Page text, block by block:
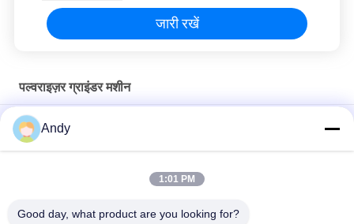
जारी रखें
पल्वराइज़र ग्राइंडर मशीन
Universal Pulverizer Grinder Machine for Crushing Hard and
Resilient Materials
Andy
1:01 PM
Good day, what product are you looking for?